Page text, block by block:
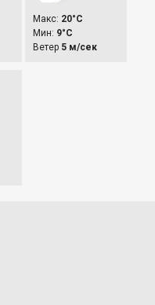
Макс: 20°C
Мин: 9°C
Ветер 5 м/сек